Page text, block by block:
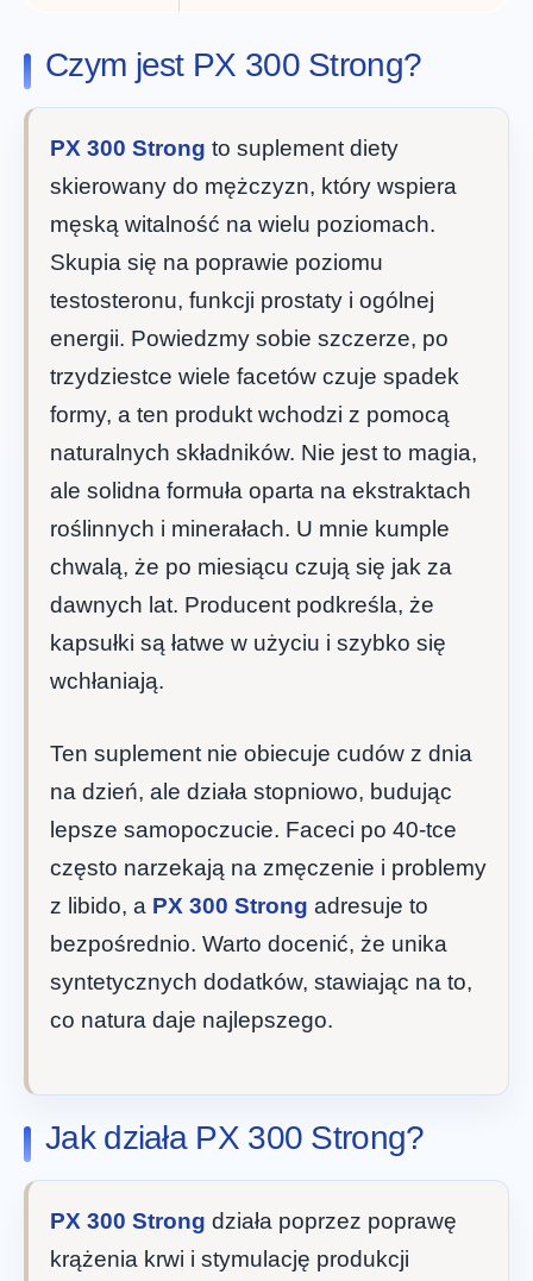
Czym jest PX 300 Strong?
PX 300 Strong to suplement diety
skierowany do mężczyzn, który wspiera
męską witalność na wielu poziomach.
Skupia się na poprawie poziomu
testosteronu, funkcji prostaty i ogólnej
energii. Powiedzmy sobie szczerze, po
trzydziestce wiele facetów czuje spadek
formy, a ten produkt wchodzi z pomocą
naturalnych składników. Nie jest to magia,
ale solidna formuła oparta na ekstraktach
roślinnych i minerałach. U mnie kumple
chwalą, że po miesiącu czują się jak za
dawnych lat. Producent podkreśla, że
kapsułki są łatwe w użyciu i szybko się
wchłaniają.
Ten suplement nie obiecuje cudów z dnia
na dzień, ale działa stopniowo, budując
lepsze samopoczucie. Faceci po 40-tce
często narzekają na zmęczenie i problemy
z libido, a PX 300 Strong adresuje to
bezpośrednio. Warto docenić, że unika
syntetycznych dodatków, stawiając na to,
co natura daje najlepszego.
Jak działa PX 300 Strong?
PX 300 Strong działa poprzez poprawę
krążenia krwi i stymulację produkcji